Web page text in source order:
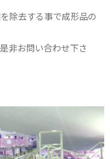
除去する事で成形品の
非お問い合わせ下さ